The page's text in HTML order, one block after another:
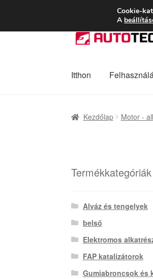
Ugrás
a
Kilépés
a
Itthon
Kezdőlap Motor -
Termékkategóriák
Alváz és tengelyek
belső
Elektromos
FAP katalizátorok
Gumiabroncsok és
Cookie-
A